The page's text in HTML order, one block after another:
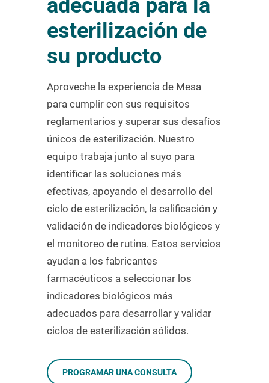
adecuada para la
esterilización de
su producto
Aproveche la experiencia de Mesa
para cumplir con sus requisitos
reglamentarios y superar sus desafíos
únicos de esterilización. Nuestro
equipo trabaja junto al suyo para
identificar las soluciones más
efectivas, apoyando el desarrollo del
ciclo de esterilización, la calificación y
validación de indicadores biológicos y
el monitoreo de rutina. Estos servicios
ayudan a los fabricantes
farmacéuticos a seleccionar los
indicadores biológicos más
adecuados para desarrollar y validar
ciclos de esterilización sólidos.
PROGRAMAR UNA CONSULTA